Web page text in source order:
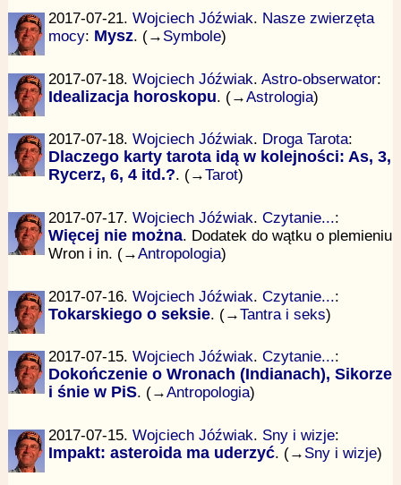
2017-07-21. Wojciech Jóźwiak. Nasze zwierzęta
mocy: Mysz. (→ Symbole)
2017-07-18. Wojciech Jóźwiak. Astro-obserwator:
Idealizacja horoskopu. (→Astrologia)
2017-07-18. Wojciech Jóźwiak. Droga Tarota:
Dlaczego karty tarota idą w kolejności: As, 3,
Rycerz, 6, 4 itd.?. (→Tarot)
2017-07-17. Wojciech Jóźwiak. Czytanie...:
Więcej nie można. Dodatek do wątku o plemieniu
Wron i in. (→Antropologia)
2017-07-16. Wojciech Jóźwiak. Czytanie...:
Tokarskiego o seksie. (→Tantra i seks)
2017-07-15. Wojciech Jóźwiak. Czytanie...:
Dokończenie o Wronach (Indianach), Sikorze
i śnie w PiS. (→Antropologia)
2017-07-15. Wojciech Jóźwiak. Sny i wizje:
Impakt: asteroida ma uderzyć. (→ Sny i wizje)